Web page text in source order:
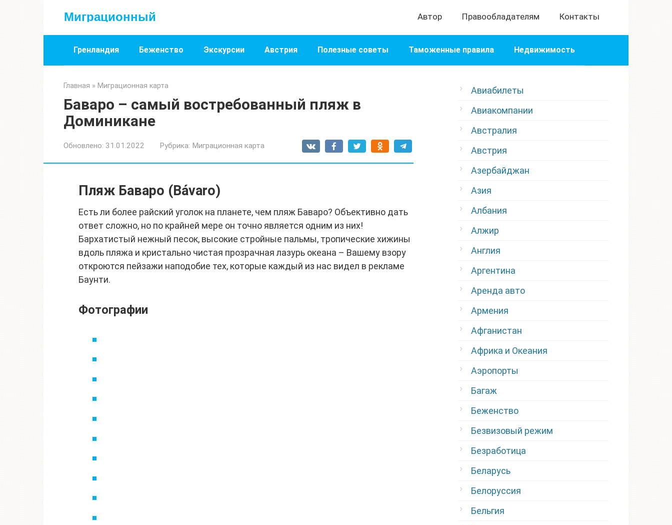
Миграционный Автор Правообладателям Контакты
Гренландия Беженство Экскурсии Австрия Полезные советы Таможенные правила Недвижимость
Главная » Миграционная карта
Баваро – самый востребованный пляж в
Доминикане
Обновлено: 31.01.2022 Рубрика: Миграционная карта
Пляж Баваро (Bávaro)
Есть ли более райский уголок на планете, чем пляж Баваро? Объективно дать
ответ сложно, но по крайней мере он точно является одним из них!
Бархатистый нежный песок, высокие стройные пальмы, тропические хижины
вдоль пляжа и кристально чистая прозрачная лазурь океана – Вашему взору
откроются пейзажи наподобие тех, которые каждый из нас видел в рекламе
Баунти.
Фотографии
Авиабилеты
Авиакомпании
Австралия
Австрия
Азербайджан
Азия
Албания
Алжир
Англия
Аргентина
Аренда авто
Армения
Афганистан
Африка и Океания
Аэропорты
Багаж
Беженство
Безвизовый режим
Безработица
Беларусь
Белоруссия
Бельгия